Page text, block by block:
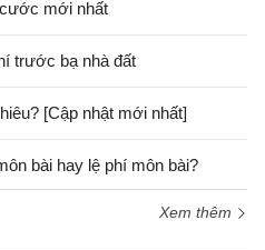
mới nhất
trước bạ nhà đất
[Cập nhật mới nhất]
bài hay lệ phí môn bài?
Xem thêm